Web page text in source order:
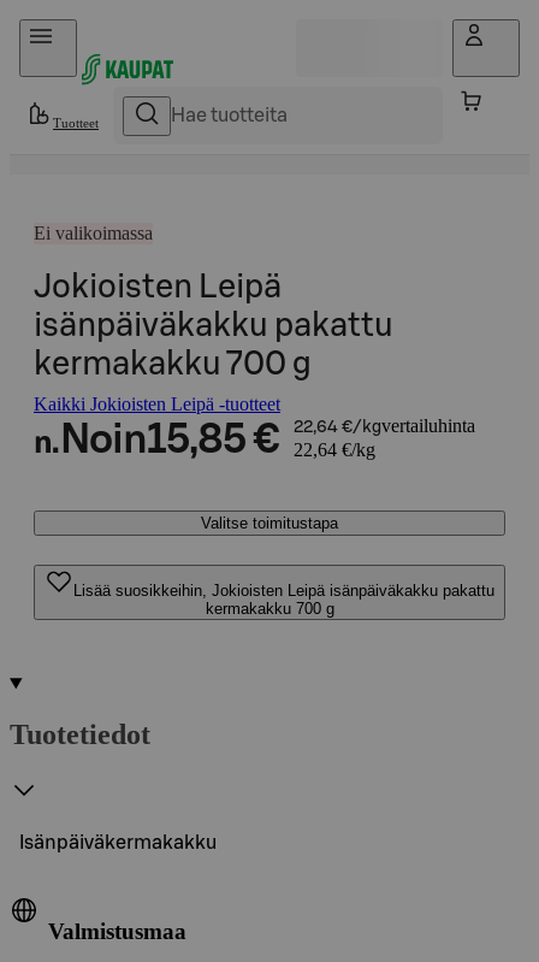
Hyppää sisältöön
Tuotteet
Ei valikoimassa
Jokioisten Leipä
isänpäiväkakku pakattu
kermakakku 700 g
Kaikki Jokioisten Leipä -tuotteet
n. Noin15,85 € 22,64 €/kgvertailuhinta
22,64 €/kg
Valitse toimitustapa
Lisää suosikkeihin, Jokioisten Leipä isänpäiväkakku pakattu
kermakakku 700 g
Tuotetiedot
Isänpäiväkermakakku
Valmistusmaa